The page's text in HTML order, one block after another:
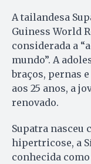
A tailandesa
Guiness World
considerada a
mundo”. A
braços, pernas
aos 25 anos, a
renovado.
Supatra nasceu
hipertricose, a
conhecida